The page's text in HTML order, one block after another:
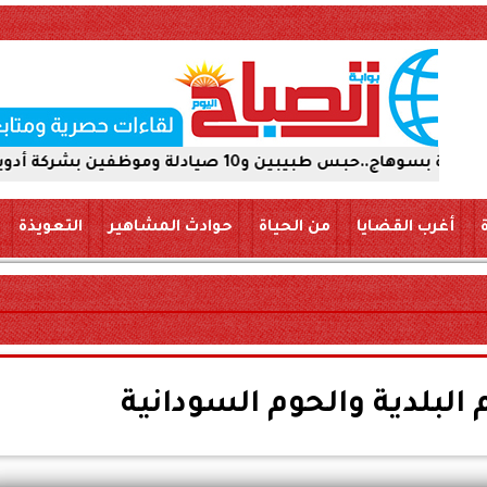
15 يومًا على ذمة التحقيقات
أغرب القضايا من الحياة حوادث المشاهير التعويذة
البلدية والحوم السودانية